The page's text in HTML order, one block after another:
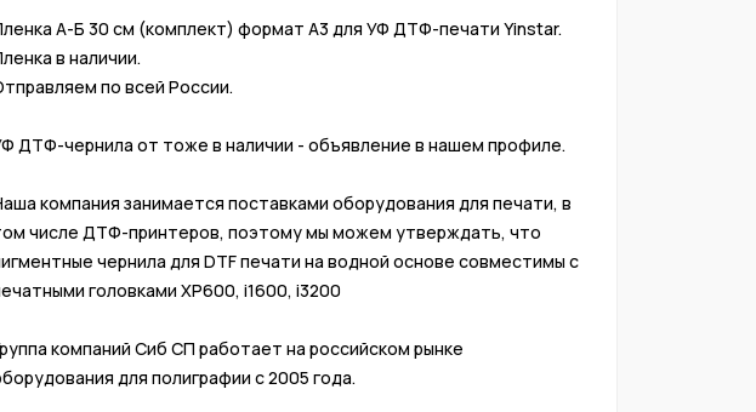
А-Б 30 см (комплект) формат А3 для УФ ДТФ-печати Yinstar.
в наличии.
по всей России.
ДТФ-чернила от тоже в наличии - объявление в нашем профиле.
компания занимается поставками оборудования для печати, в
числе ДТФ-принтеров, поэтому мы можем утверждать, что
чернила для DTF печати на водной основе совместимы с
головками XP600, i1600, i3200
компаний Сиб СП работает на российском рынке
для полиграфии с 2005 года.